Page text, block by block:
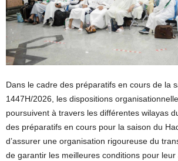
Dans le cadre des préparatifs en cours de la
1447H/2026, les dispositions
poursuivent à travers les différentes wilayas
des préparatifs en cours pour la saison du
d’assurer une organisation rigoureuse du
de garantir les meilleures conditions pour